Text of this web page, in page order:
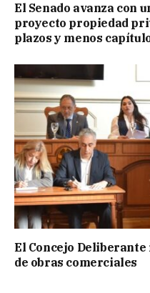
El Senado avanza con
proyecto propiedad
plazos y menos
El Concejo
de obras comerciales